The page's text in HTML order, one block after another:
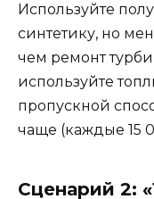
Используйте
синтетику, но
чем ремонт
используйте
пропускной
чаще (каждые 15
Сценарий 2: